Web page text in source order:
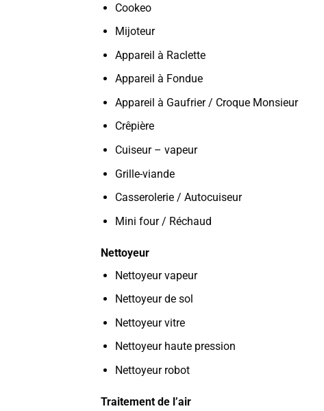
Cookeo
Mijoteur
Appareil à Raclette
Appareil à Fondue
Appareil à Gaufrier / Croque Monsieur
Crêpière
Cuiseur – vapeur
Grille-viande
Casserolerie / Autocuiseur
Mini four / Réchaud
Nettoyeur
Nettoyeur vapeur
Nettoyeur de sol
Nettoyeur vitre
Nettoyeur haute pression
Nettoyeur robot
Traitement de l’air